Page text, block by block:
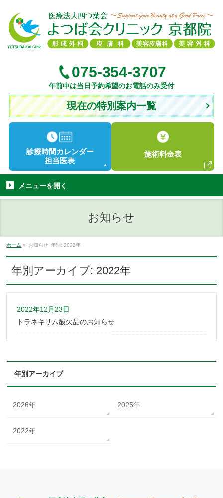
075-354-3707
午前中は当日予約希望のお電話のみ受付
現在の特別案内一覧
診療時間 カレンダー
担当医表
施術料金表
メニューを開く
お知らせ
ホーム » お知らせ 年別: 2022年
年別アーカイブ: 2022年
2022年12月23日
トラネキサム酸欠品のお知らせ
年別アーカイブ
2026年 2025年
2022年